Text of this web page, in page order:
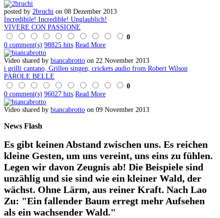
posted by 2bruchi on 08 Dezember 2013
Incredibile! Incredible! Unglaublich!
VIVERE CON PASSIONE
0
0 comment(s) 98825 hits Read More
Video shared by biancabrotto on 22 November 2013
i grilli cantano, Grillen singen, crickets audio from Robert Wilson
PAROLE BELLE
0
0 comment(s) 96027 hits Read More
Video shared by biancabrotto on 09 November 2013
News Flash
Es gibt keinen Abstand zwischen uns. Es reichen
kleine Gesten, um uns vereint, uns eins zu fühlen.
Legen wir davon Zeugnis ab! Die Beispiele sind
unzählig und sie sind wie ein kleiner Wald, der
wächst. Ohne Lärm, aus reiner Kraft. Nach Lao
Zu: "Ein fallender Baum erregt mehr Aufsehen
als ein wachsender Wald."